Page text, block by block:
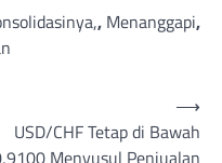
, Menanggapi,
USD/CHF Tetap di Bawah
⟶